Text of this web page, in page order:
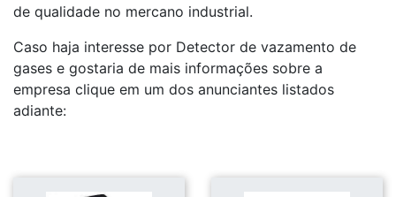
de qualidade no mercano industrial.
Caso haja interesse por Detector de vazamento de
gases e gostaria de mais informações sobre a
empresa clique em um dos anunciantes listados
adiante: